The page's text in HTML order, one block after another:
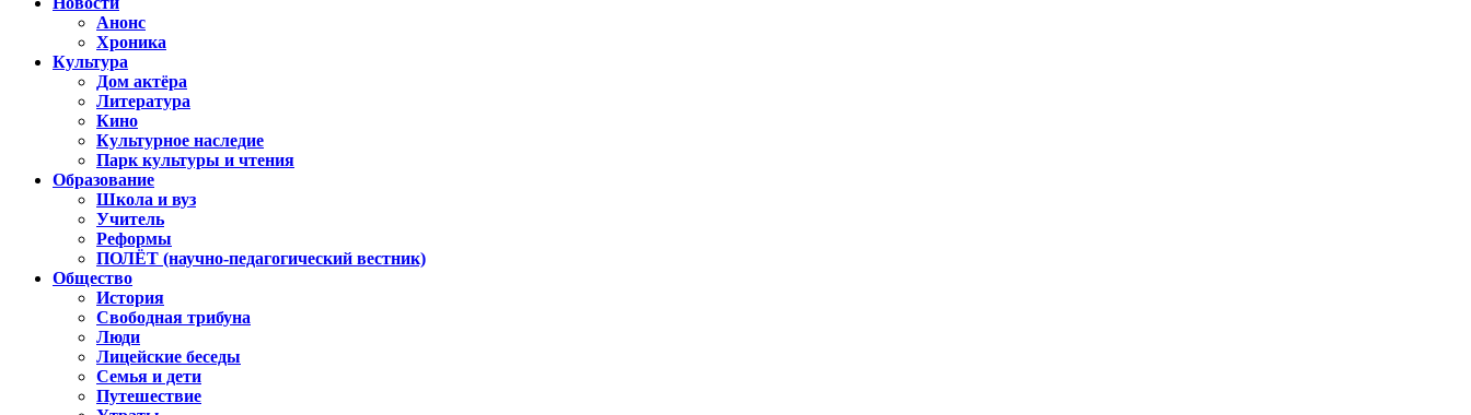
Анонс
Хроника
Культура
Дом актёра
Литература
Кино
Культурное наследие
Парк культуры и чтения
Образование
Школа и вуз
Учитель
Реформы
ПОЛЁТ (научно-педагогический вестник)
Общество
История
Свободная трибуна
Люди
Лицейские беседы
Семья и дети
Путешествие